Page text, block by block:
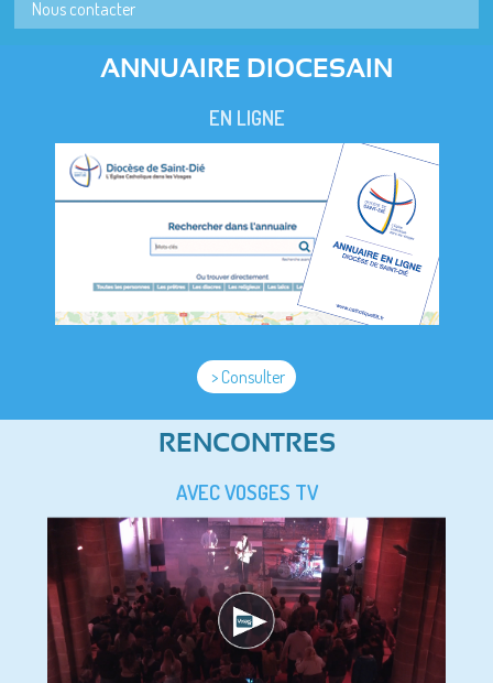
Nous contacter
ANNUAIRE DIOCESAIN
EN LIGNE
> Consulter
RENCONTRES
AVEC VOSGES TV